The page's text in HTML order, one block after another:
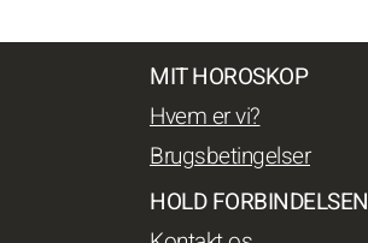
MIT HOROSKOP
Hvem er vi?
Brugsbetingelser
HOLD FORBINDELSEN